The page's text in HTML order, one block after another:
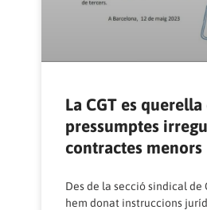
La CGT es
pressumptes
contractes menors
Des de la secció sindical de
hem donat instruccions